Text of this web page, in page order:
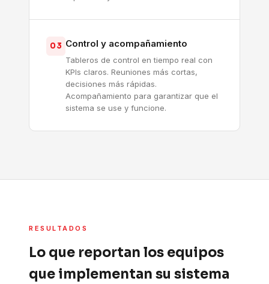
03 Control y acompañamiento
Tableros de control en tiempo real con
KPIs claros. Reuniones más cortas,
decisiones más rápidas.
Acompañamiento para garantizar que el
sistema se use y funcione.
RESULTADOS
Lo que reportan los equipos
que implementan su sistema